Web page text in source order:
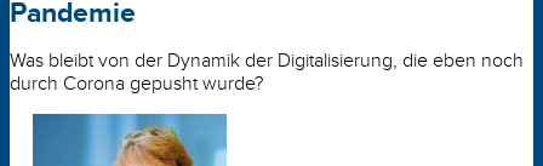
Pandemie
Was bleibt von der Dynamik der Digitalisierung, die eben noch
durch Corona gepusht wurde?